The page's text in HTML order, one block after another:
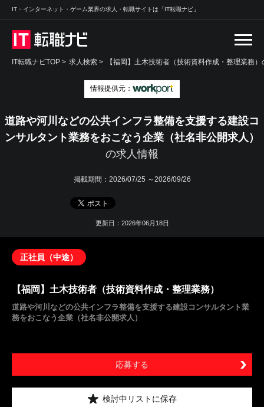
IT・インターネット・ゲーム業界の求人・転職サイトは「IT転職ナビ」
IT転職ナビTOP > 求人検索 > 【福岡】土木技術者（技術資料作成・整理業務
情報提供元：
道路や河川などの公共インフラ整備を支援する建設コ
ンサルタント業務をおこなう企業（社名非公開求人）
の求人情報
掲載期間： 2026/07/25 ～2026/09/26
更新日：2026年06月18日
正社員（中途）
【福岡】土木技術者（技術資料作成・整理業務）
道路や河川などの公共インフラ整備を支援する建設コンサルタント業
務をおこなう企業（社名非公開求人）
応募する
検討中リストに保存